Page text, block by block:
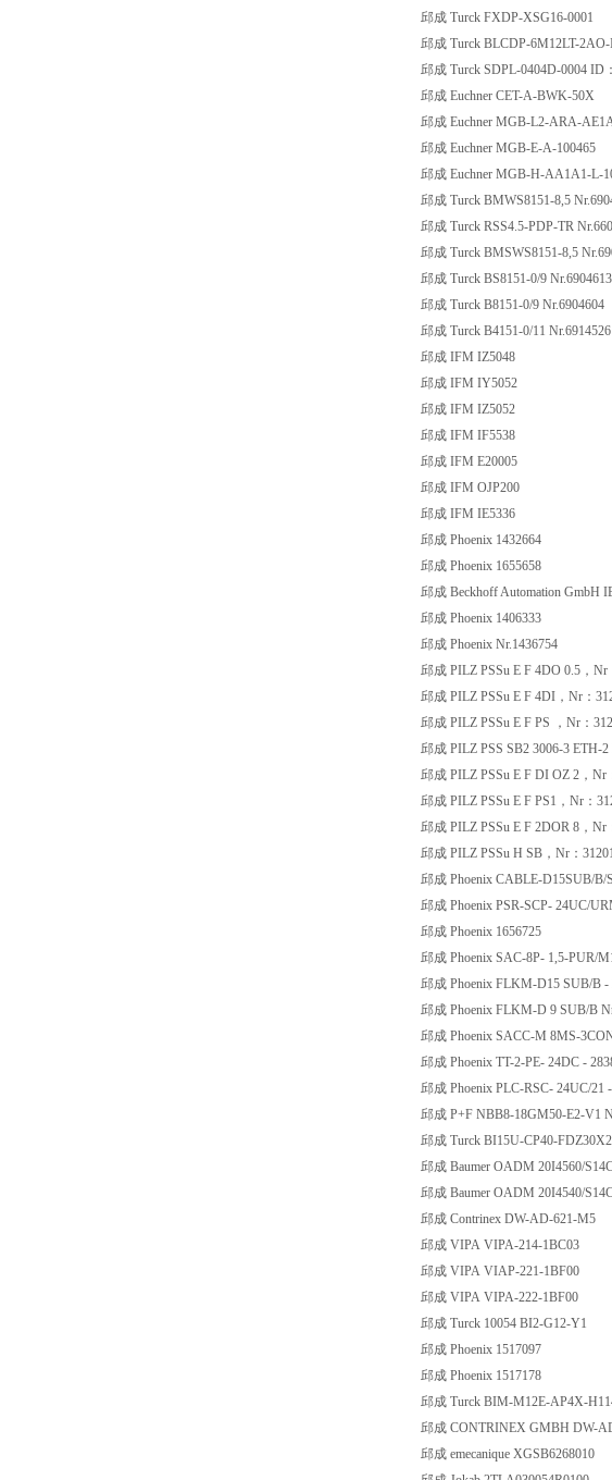
邱成 Turck FXDP-XSG16-0001
邱成 Turck BLCDP-6M12LT-
邱成 Turck SDPL-0404D-0004 ID
邱成 Euchner CET-A-BWK-50X
邱成 Euchner MGB-L2-ARA-
邱成 Euchner MGB-E-A-100465
邱成 Euchner MGB-H-AA1A1-L-
邱成 Turck BMWS8151-8,5
邱成 Turck RSS4.5-PDP-TR
邱成 Turck BMSWS8151-8,5
邱成 Turck BS8151-0/9 Nr.6904613
邱成 Turck B8151-0/9 Nr.6904604
邱成 Turck B4151-0/11 Nr.6914526
邱成 IFM IZ5048
邱成 IFM IY5052
邱成 IFM IZ5052
邱成 IFM IF5538
邱成 IFM E20005
邱成 IFM OJP200
邱成 IFM IE5336
邱成 Phoenix 1432664
邱成 Phoenix 1655658
邱成 Beckhoff Automation GmbH
邱成 Phoenix 1406333
邱成 Phoenix Nr.1436754
邱成 PILZ PSSu E F 4DO 0.5，Nr
邱成 PILZ PSSu E F 4DI，Nr：
邱成 PILZ PSSu E F PS ，Nr：
邱成 PILZ PSS SB2 3006-3 ETH-
邱成 PILZ PSSu E F DI OZ 2，Nr
邱成 PILZ PSSu E F PS1，Nr：
邱成 PILZ PSSu E F 2DOR 8，Nr
邱成 PILZ PSSu H SB，Nr：
邱成 Phoenix CABLE-D15SUB/B/
邱成 Phoenix PSR-SCP- 24UC/
邱成 Phoenix 1656725
邱成 Phoenix SAC-8P- 1,5-PUR/
邱成 Phoenix FLKM-D15 SUB/B -
邱成 Phoenix FLKM-D 9 SUB/B
邱成 Phoenix SACC-M 8MS-
邱成 Phoenix TT-2-PE- 24DC -
邱成 Phoenix PLC-RSC- 24UC/21
邱成 P+F NBB8-18GM50-E2-V1
邱成 Turck BI15U-CP40-
邱成 Baumer OADM 20I4560/
邱成 Baumer OADM 20I4540/
邱成 Contrinex DW-AD-621-M5
邱成 VIPA VIPA-214-1BC03
邱成 VIPA VIAP-221-1BF00
邱成 VIPA VIPA-222-1BF00
邱成 Turck 10054 BI2-G12-Y1
邱成 Phoenix 1517097
邱成 Phoenix 1517178
邱成 Turck BIM-M12E-AP4X-
邱成 CONTRINEX GMBH DW-
邱成 emecanique XGSB6268010